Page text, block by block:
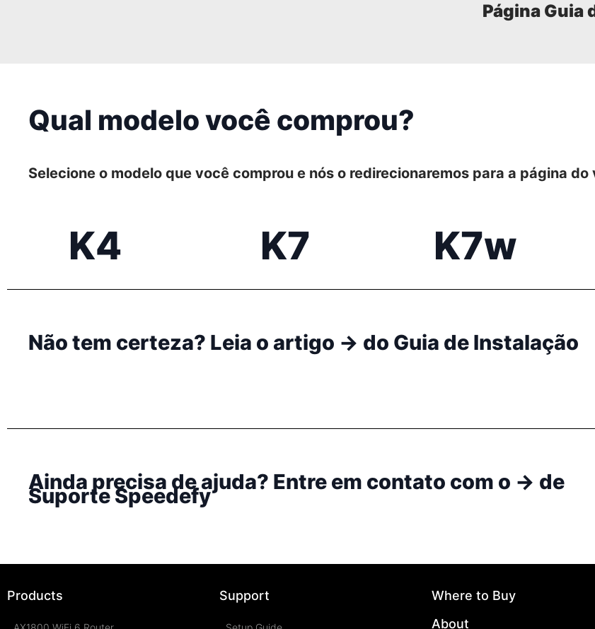
Página Guia
Qual modelo você comprou?
Selecione o modelo que você comprou e nós o redirecionaremos para a página
K4 K7 K7w
Não tem certeza? Leia o artigo → do Guia de Instalação
Ainda precisa de ajuda? Entre em contato com o → de
Suporte Speedefy
Products Support
Where to Buy
About